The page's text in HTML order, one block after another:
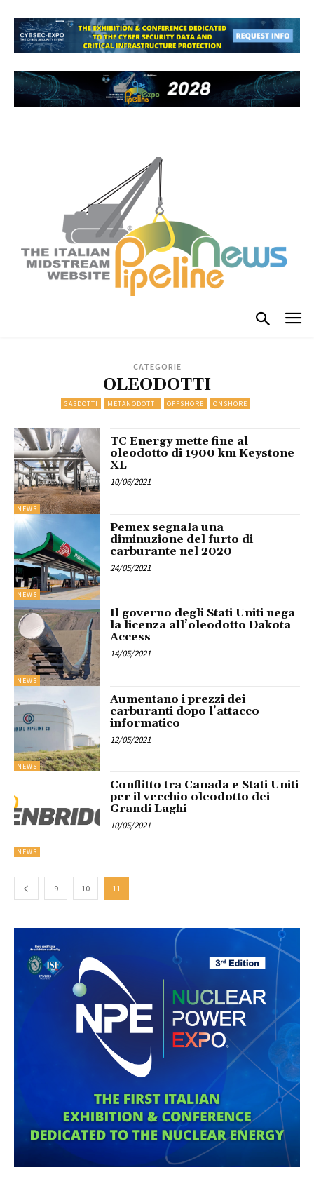
CATEGORIE
OLEODOTTI
GASDOTTI METANODOTTI OFFSHORE ONSHORE
NEWS
TC Energy mette fine al
oleodotto di 1900 km Keystone
XL
10/06/2021
NEWS
Pemex segnala una
diminuzione del furto di
carburante nel 2020
24/05/2021
NEWS
Il governo degli Stati Uniti nega
la licenza all’oleodotto Dakota
Access
14/05/2021
NEWS
Aumentano i prezzi dei
carburanti dopo l’attacco
informatico
12/05/2021
NEWS
Conflitto tra Canada e Stati Uniti
per il vecchio oleodotto dei
Grandi Laghi
10/05/2021
9 10 11